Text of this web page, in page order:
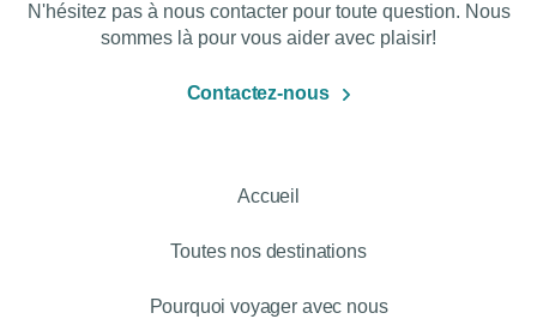
N'hésitez pas à nous contacter pour toute question. Nous
sommes là pour vous aider avec plaisir!
Contactez-nous
Accueil
Toutes nos destinations
Pourquoi voyager avec nous